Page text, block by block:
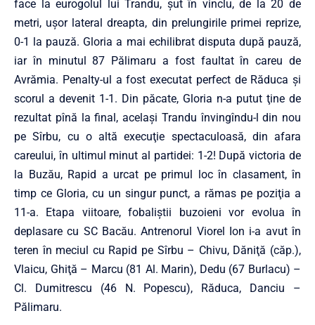
face la eurogolul lui Trandu, şut în vinclu, de la 20 de
metri, uşor lateral dreapta, din prelungirile primei reprize,
0-1 la pauză. Gloria a mai echilibrat disputa după pauză,
iar în minutul 87 Pălimaru a fost faultat în careu de
Avrămia. Penalty-ul a fost executat perfect de Răduca şi
scorul a devenit 1-1. Din păcate, Gloria n-a putut ţine de
rezultat pînă la final, acelaşi Trandu învingîndu-l din nou
pe Sîrbu, cu o altă execuţie spectaculoasă, din afara
careului, în ultimul minut al partidei: 1-2! După victoria de
la Buzău, Rapid a urcat pe primul loc în clasament, în
timp ce Gloria, cu un singur punct, a rămas pe poziţia a
11-a. Etapa viitoare, fobaliştii buzoieni vor evolua în
deplasare cu SC Bacău. Antrenorul Viorel Ion i-a avut în
teren în meciul cu Rapid pe Sîrbu – Chivu, Dăniţă (căp.),
Vlaicu, Ghiţă – Marcu (81 Al. Marin), Dedu (67 Burlacu) –
Cl. Dumitrescu (46 N. Popescu), Răduca, Danciu –
Pălimaru.